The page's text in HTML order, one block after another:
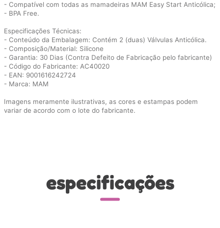
- Compatível com todas as mamadeiras MAM Easy Start Anticólica;
- BPA Free.
Especificações Técnicas:
- Conteúdo da Embalagem: Contém 2 (duas) Válvulas Anticólica.
- Composição/Material: Silicone
- Garantia: 30 Dias (Contra Defeito de Fabricação pelo fabricante)
- Código do Fabricante: AC40020
- EAN: 9001616242724
- Marca: MAM
Imagens meramente ilustrativas, as cores e estampas podem
variar de acordo com o lote do fabricante.
especificações